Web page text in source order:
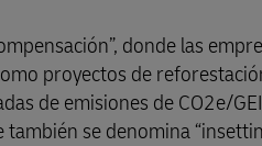
donde las
proyectos de
de emisiones de CO2e/
se denomina